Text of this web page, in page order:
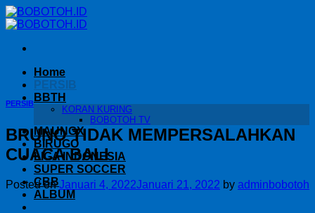
Skip
to
Home
PERSIB
BBTH
KORAN KURING
BOBOTOH TV
MAUNGX
BIRUGO
LIGA INDONESIA
SUPER SOCCER
CBB
ALBUM
PERSIB
BRUNO TIDAK MEMPERSALAHKAN
CUACA BALI
Posted onJanuari 4, 2022Januari 21, 2022 by adminbobotoh